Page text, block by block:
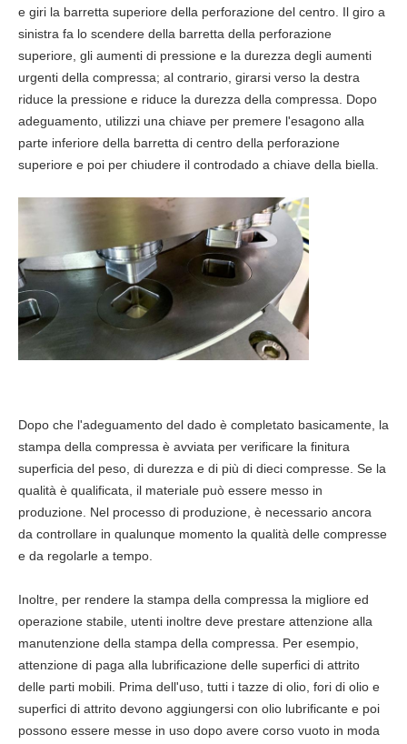
e giri la barretta superiore della perforazione del centro. Il giro a
sinistra fa lo scendere della barretta della perforazione
superiore, gli aumenti di pressione e la durezza degli aumenti
urgenti della compressa; al contrario, girarsi verso la destra
riduce la pressione e riduce la durezza della compressa. Dopo
adeguamento, utilizzi una chiave per premere l'esagono alla
parte inferiore della barretta di centro della perforazione
superiore e poi per chiudere il controdado a chiave della biella.
Dopo che l'adeguamento del dado è completato basicamente, la
stampa della compressa è avviata per verificare la finitura
superficia del peso, di durezza e di più di dieci compresse. Se la
qualità è qualificata, il materiale può essere messo in
produzione. Nel processo di produzione, è necessario ancora
da controllare in qualunque momento la qualità delle compresse
e da regolarle a tempo.
Inoltre, per rendere la stampa della compressa la migliore ed
operazione stabile, utenti inoltre deve prestare attenzione alla
manutenzione della stampa della compressa. Per esempio,
attenzione di paga alla lubrificazione delle superfici di attrito
delle parti mobili. Prima dell'uso, tutti i tazze di olio, fori di olio e
superfici di attrito devono aggiungersi con olio lubrificante e poi
possono essere messe in uso dopo avere corso vuoto in moda